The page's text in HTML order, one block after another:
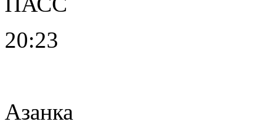
20:23
Азанка